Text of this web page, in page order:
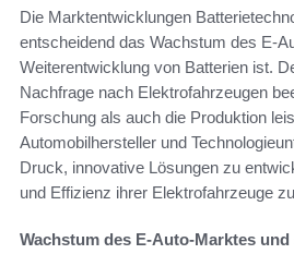
Die Marktentwicklungen
entscheidend das Wachstum des E-
Weiterentwicklung von Batterien ist.
Nachfrage nach Elektrofahrzeugen
Forschung als auch die Produktion
Automobilhersteller und
Druck, innovative Lösungen zu
und Effizienz ihrer Elektrofahrzeuge
Wachstum des E-Auto-Marktes